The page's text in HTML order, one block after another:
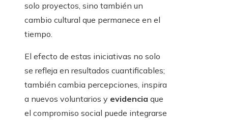
solo proyectos, sino también un
cambio cultural que permanece en el
tiempo.
El efecto de estas iniciativas no solo
se refleja en resultados cuantificables;
también cambia percepciones, inspira
a nuevos voluntarios y evidencia que
el compromiso social puede integrarse